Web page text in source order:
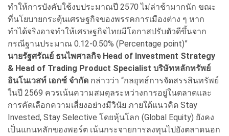
ทำให้การบังคับใช้งบประมาณปี 2570 ไม่ล่าช้ามากนัก ขณะ
ที่นโยบายกระตุ้นเศรษฐกิจของพรรคการเมืองต่าง ๆ หาก
ทำได้จริงอาจทำให้เศรษฐกิจไทยมีโอกาสปรับตัวดีขึ้นจาก
กรณีฐานประมาณ 0.12-0.50% (Percentage point)”
นายรัฐศรัณย์ ธนไพศาลกิจ Head of Investment Strategy
& Head of Trading Product Specialist บริษัทหลักทรัพย์
อินโนเวสท์ เอกซ์ จำกัด กล่าวว่า “กลยุทธ์การจัดสรรสินทรัพย์
ในปี 2569 ควรเน้นความสมดุลระหว่างการอยู่ในตลาดและ
การคัดเลือกความเสี่ยงอย่างมีวินัย ภายใต้แนวคิด Stay
Invested, Stay Selective โดยหุ้นโลก (Global Equity) ยังคง
เป็นแกนหลักของพอร์ต เน้นกระจายการลงทุนไปยังตลาดนอก